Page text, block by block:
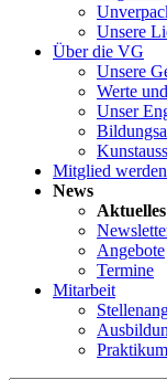
Unsere
Über die VG
Unsere
Werte
Unser
Mitglied werden
News
Aktuelles
Angebote
Termine
Mitarbeit
Praktikum